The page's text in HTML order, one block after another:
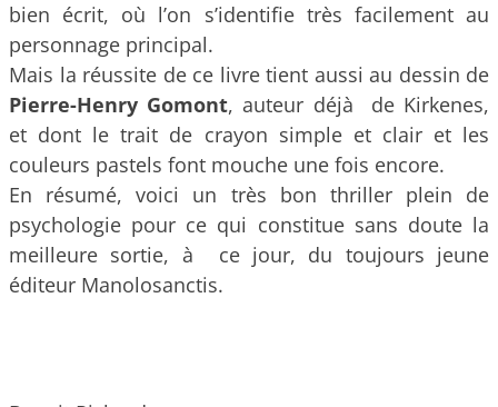
bien écrit, où l’on s’identifie très facilement au
personnage principal.
Mais la réussite de ce livre tient aussi au dessin de
Pierre-Henry Gomont, auteur déjà de Kirkenes,
et dont le trait de crayon simple et clair et les
couleurs pastels font mouche une fois encore.
En résumé, voici un très bon thriller plein de
psychologie pour ce qui constitue sans doute la
meilleure sortie, à ce jour, du toujours jeune
éditeur Manolosanctis.